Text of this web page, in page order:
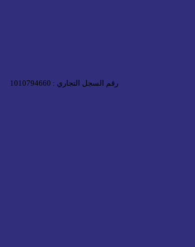
رقم السجل التجاري : 1010794660